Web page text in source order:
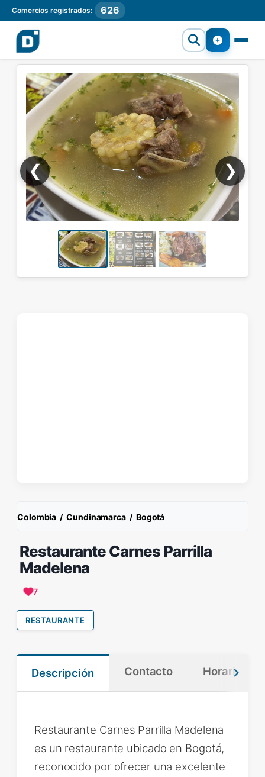
Comercios registrados: 626
❮ ❯
Colombia / Cundinamarca / Bogotá
Restaurante Carnes Parrilla
Madelena
7
RESTAURANTE
Descripción Contacto Horario
Restaurante Carnes Parrilla Madelena
es un restaurante ubicado en Bogotá,
reconocido por ofrecer una excelente